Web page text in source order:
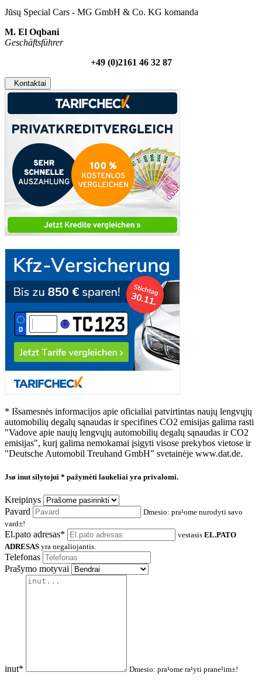
Jūsų Special Cars - MG GmbH & Co. KG komanda
M. El Oqbani
Geschäftsführer
+49 (0)2161 46 32 87
Kontaktai
* Išsamesnės informacijos apie oficialiai patvirtintas naujų lengvųjų
automobilių degalų sąnaudas ir specifines CO2 emisijas galima rasti
"Vadove apie naujų lengvųjų automobilių degalų sąnaudas ir CO2
emisijas", kurį galima nemokamai įsigyti visose prekybos vietose ir
"Deutsche Automobil Treuhand GmbH" svetainėje www.dat.de.
Jsø inut silytojui * pažymėti laukeliai yra privalomi.
Kreipinys
Pavard
Dmesio: pra¹ome nurodyti savo
vard±!
El.pato adresas* vestasis EL.PATO
ADRESAS yra negaliojantis.
Telefonas
Prašymo motyvai
inut* Dmesio: pra¹ome ra¹yti prane¹im±!